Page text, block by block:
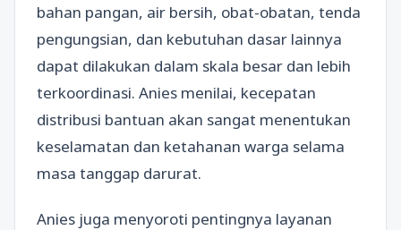
bahan pangan, air bersih, obat-obatan, tenda
pengungsian, dan kebutuhan dasar lainnya
dapat dilakukan dalam skala besar dan lebih
terkoordinasi. Anies menilai, kecepatan
distribusi bantuan akan sangat menentukan
keselamatan dan ketahanan warga selama
masa tanggap darurat.
Anies juga menyoroti pentingnya layanan